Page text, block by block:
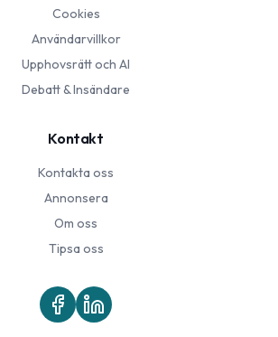
Cookies
Användarvillkor
Upphovsrätt och AI
Debatt & Insändare
Kontakt
Kontakta oss
Annonsera
Om oss
Tipsa oss